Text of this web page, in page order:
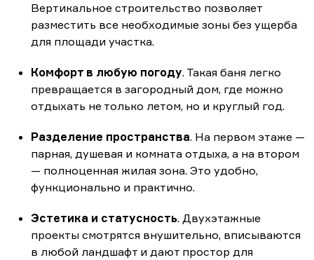
Вертикальное строительство позволяет
разместить все необходимые зоны без ущерба
для площади участка.
Комфорт в любую погоду. Такая баня легко
превращается в загородный дом, где можно
отдыхать не только летом, но и круглый год.
Разделение пространства. На первом этаже —
парная, душевая и комната отдыха, а на втором
— полноценная жилая зона. Это удобно,
функционально и практично.
Эстетика и статусность. Двухэтажные
проекты смотрятся внушительно, вписываются
в любой ландшафт и дают простор для